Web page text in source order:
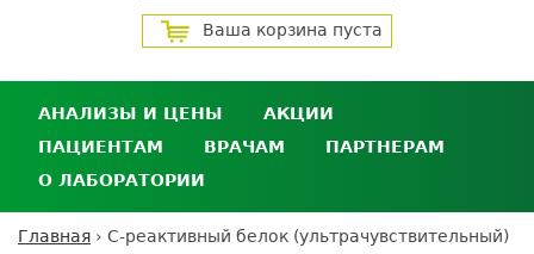
Ваша корзина пуста
АНАЛИЗЫ И ЦЕНЫ
Анализы и цены
Где сдать анализы
Выезд на дом
АКЦИИ
ПАЦИЕНТАМ
Личный кабинет пациента
Дисконтная программа
ВРАЧАМ
Сотрудничество
ПАРТНЕРАМ
кабинет
партнёра
О ЛАБОРАТОРИИ
Главная › С-реактивный белок (ультрачувствительный)